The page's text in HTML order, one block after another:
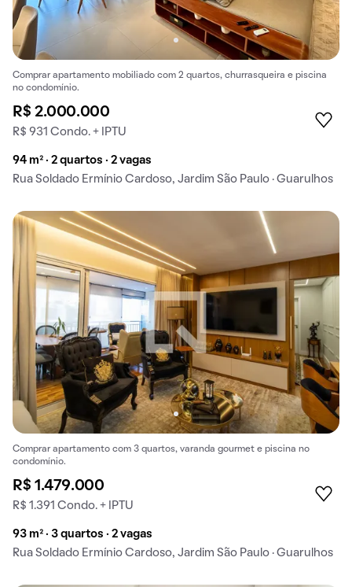
Comprar apartamento mobiliado com 2 quartos, churrasqueira e piscina
no condomínio.
R$ 2.000.000
R$ 931 Condo. + IPTU
94 m² · 2 quartos · 2 vagas
Rua Soldado Ermínio Cardoso, Jardim São Paulo · Guarulhos
Comprar apartamento com 3 quartos, varanda gourmet e piscina no
condomínio.
R$ 1.479.000
R$ 1.391 Condo. + IPTU
93 m² · 3 quartos · 2 vagas
Rua Soldado Ermínio Cardoso, Jardim São Paulo · Guarulhos